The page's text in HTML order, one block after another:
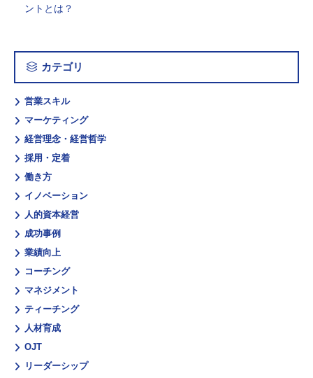
ントとは？
カテゴリ
営業スキル
マーケティング
経営理念・経営哲学
採用・定着
働き方
イノベーション
人的資本経営
成功事例
業績向上
コーチング
マネジメント
ティーチング
人材育成
OJT
リーダーシップ